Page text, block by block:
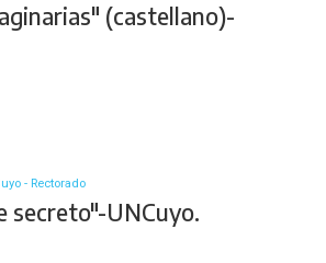
(castellano)-
- Rectorado
secreto"-UNCuyo.